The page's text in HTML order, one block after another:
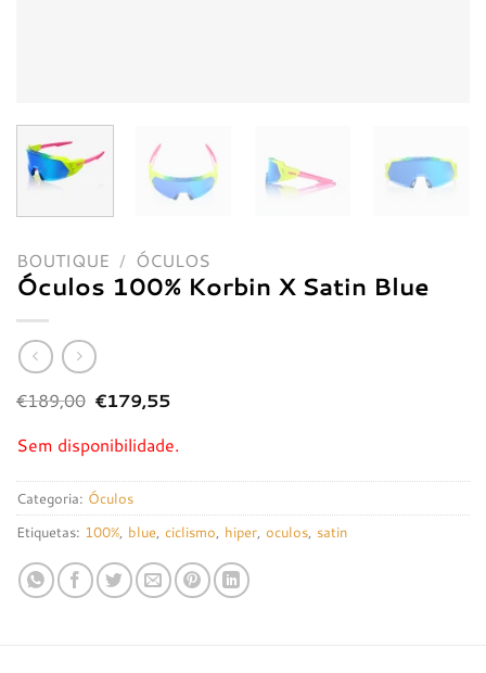
BOUTIQUE / ÓCULOS
Óculos 100% Korbin X Satin Blue
€189,00 O
preço
original
era:
€179,55O
é:
Sem disponibilidade.
Categoria: Óculos
Etiquetas: 100%, blue, ciclismo, hiper, oculos, satin